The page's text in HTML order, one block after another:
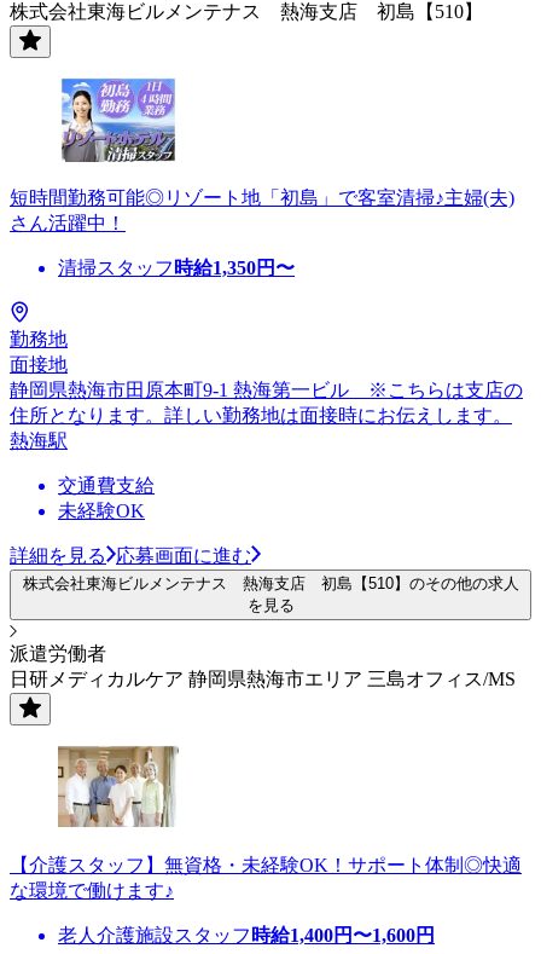
株式会社東海ビルメンテナス 熱海支店 初島【510】
短時間勤務可能◎リゾート地「初島」で客室清掃♪主婦(夫)
さん活躍中！
清掃スタッフ 時給1,350円〜
勤務地
面接地
静岡県熱海市田原本町9-1 熱海第一ビル ※こちらは支店の
住所となります。詳しい勤務地は面接時にお伝えします。
熱海駅
交通費支給
未経験OK
詳細を見る 応募画面に進む
株式会社東海ビルメンテナス 熱海支店 初島【510】のその他の求人
を見る
派遣労働者
日研メディカルケア 静岡県熱海市エリア 三島オフィス/MS
【介護スタッフ】無資格・未経験OK！サポート体制◎快適
な環境で働けます♪
老人介護施設スタッフ 時給1,400円〜1,600円